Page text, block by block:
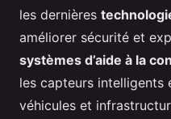
les dernières
améliorer sécurité et
systèmes d’aide à la
les capteurs
véhicules et